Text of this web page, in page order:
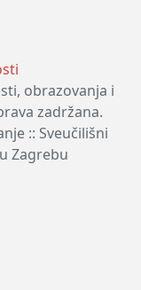
obrazovanja i
zadržana.
:: Sveučilišni
Zagrebu